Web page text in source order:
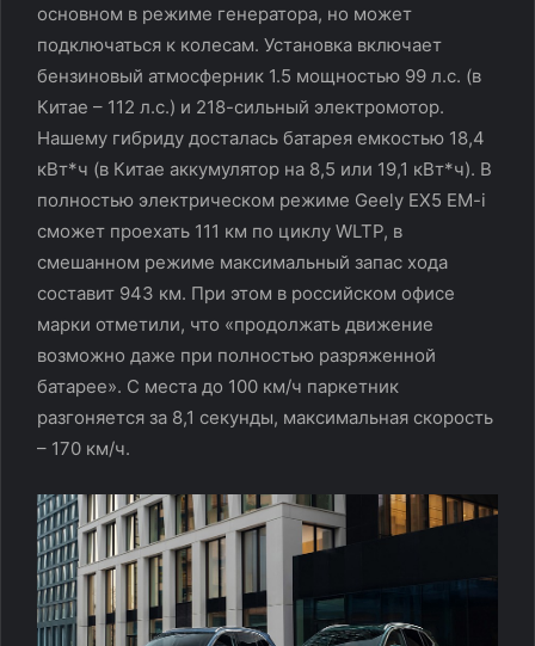
основном в режиме генератора, но может
подключаться к колесам. Установка включает
бензиновый атмосферник 1.5 мощностью 99 л.с. (в
Китае – 112 л.с.) и 218-сильный электромотор.
Нашему гибриду досталась батарея емкостью 18,4
кВт*ч (в Китае аккумулятор на 8,5 или 19,1 кВт*ч). В
полностью электрическом режиме Geely EX5 EM-i
сможет проехать 111 км по циклу WLTP, в
смешанном режиме максимальный запас хода
составит 943 км. При этом в российском офисе
марки отметили, что «продолжать движение
возможно даже при полностью разряженной
батарее». С места до 100 км/ч паркетник
разгоняется за 8,1 секунды, максимальная скорость
– 170 км/ч.